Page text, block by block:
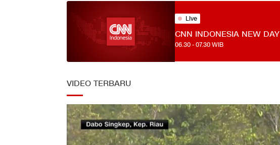
Live
CNN INDONESIA NEW DAY
06.30-07.30WIB
VIDEO TERBARU